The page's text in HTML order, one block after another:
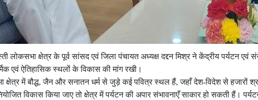
लोकसभा क्षेत्र के पूर्व सांसद एवं जिला पंचायत अध्यक्ष दद्दन मिश्र ने केंद्रीय पर्यटन
एवं ऐतिहासिक स्थलों के विकास की मांग रखी।
क्षेत्र में बौद्ध, जैन और सनातन धर्म से जुड़े कई पवित्र स्थल हैं, जहाँ देश-विदेश से हजारों
विकास किया जाए तो क्षेत्र में पर्यटन की अपार संभावनाएँ साकार हो सकती हैं।